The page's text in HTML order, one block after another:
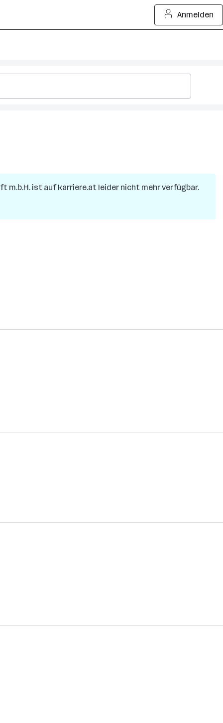
Anmelden
m.b.H. ist auf karriere.at leider nicht mehr verfügbar.